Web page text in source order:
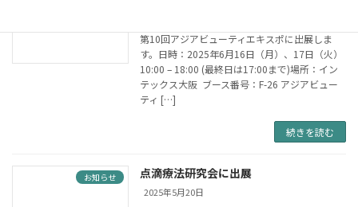
第10回アジアビューティエキスポに出展しま
す。日時：2025年6月16日（月）、17日（火）
10:00 – 18:00 (最終日は17:00まで)場所：イン
テックス大阪 ブース番号：F-26 アジアビュー
ティ […]
続きを読む
お知らせ 点滴療法研究会に出展
2025年5月20日